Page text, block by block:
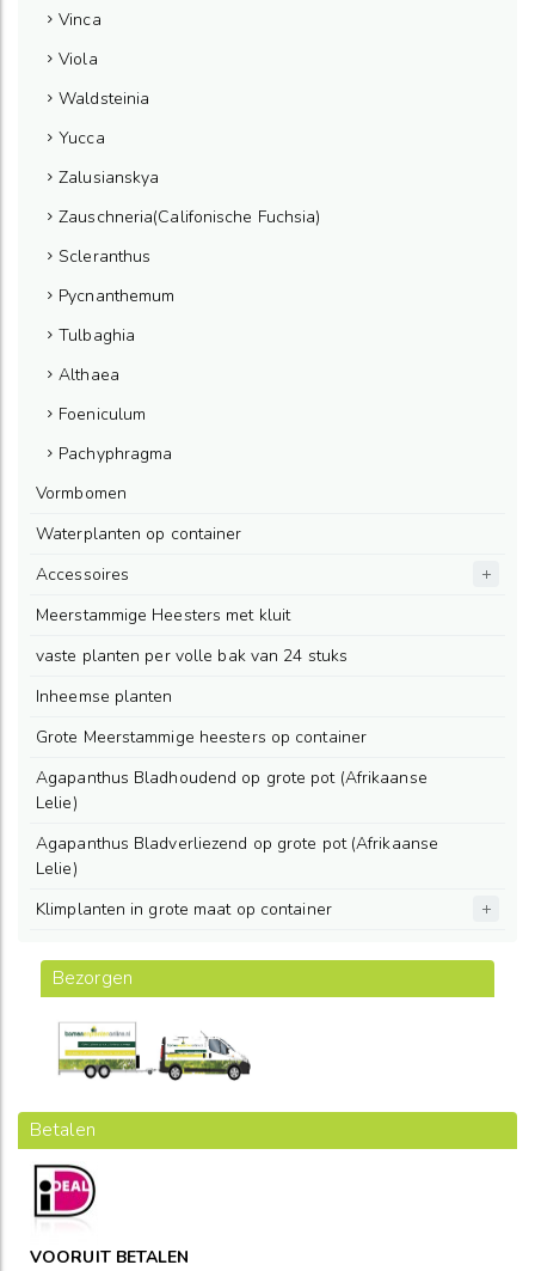
Vinca
Viola
Waldsteinia
Yucca
Zalusianskya
Zauschneria(Califonische Fuchsia)
Scleranthus
Pycnanthemum
Tulbaghia
Althaea
Foeniculum
Pachyphragma
Vormbomen
Waterplanten op container
Accessoires
Meerstammige Heesters met kluit
vaste planten per volle bak van 24 stuks
Inheemse planten
Grote Meerstammige heesters op container
Agapanthus Bladhoudend op grote pot (Afrikaanse
Lelie)
Agapanthus Bladverliezend op grote pot (Afrikaanse
Lelie)
Klimplanten in grote maat op container
Bezorgen
Betalen
VOORUIT BETALEN